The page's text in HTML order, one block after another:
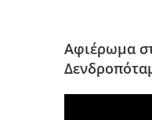
Αφιέρωμα